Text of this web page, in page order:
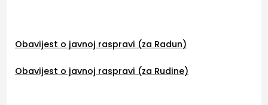
Obavijest o javnoj raspravi (za Radun)
Obavijest o javnoj raspravi (za Rudine)